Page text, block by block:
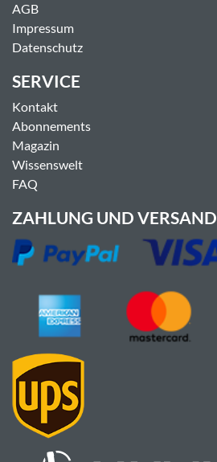
AGB
Impressum
Datenschutz
SERVICE
Kontakt
Abonnements
Magazin
Wissenswelt
FAQ
ZAHLUNG UND VERSAND